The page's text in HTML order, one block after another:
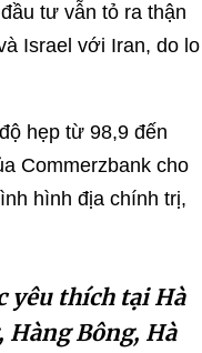
tư vẫn tỏ ra thận
Israel với Iran, do lo
hẹp từ 98,9 đến
Commerzbank cho
hình địa chính trị,
yêu thích tại Hà
Hàng Bông, Hà